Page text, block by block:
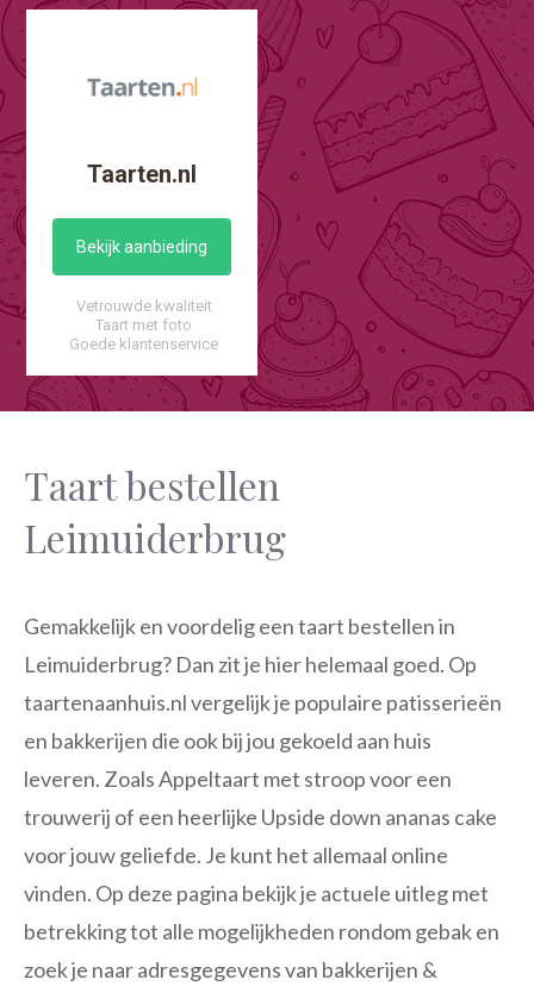
Taarten.nl
Bekijk aanbieding
Vetrouwde kwaliteit
Taart met foto
Goede klantenservice
Taart bestellen
Leimuiderbrug
Gemakkelijk en voordelig een taart bestellen in
Leimuiderbrug? Dan zit je hier helemaal goed. Op
taartenaanhuis.nl vergelijk je populaire patisserieën
en bakkerijen die ook bij jou gekoeld aan huis
leveren. Zoals Appeltaart met stroop voor een
trouwerij of een heerlijke Upside down ananas cake
voor jouw geliefde. Je kunt het allemaal online
vinden. Op deze pagina bekijk je actuele uitleg met
betrekking tot alle mogelijkheden rondom gebak en
zoek je naar adresgegevens van bakkerijen &